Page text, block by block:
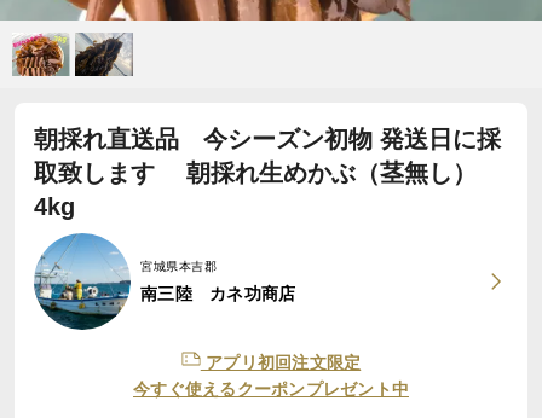
朝採れ直送品 今シーズン初物 発送日に採
取致します 朝採れ生めかぶ（茎無し）
4kg
宮城県本吉郡
南三陸 カネ功商店
アプリ初回注文限定
今すぐ使えるクーポンプレゼント中